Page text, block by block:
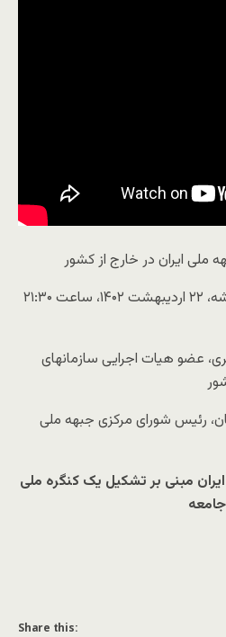
پخش برنامه از تلویزیون اندیشه، ۲۲ اردیبهشت ۱۴۰۲، ساعت ۲۱:۳۰
عضو هیات اجرایی سازمانهای
رئیس شورای مرکزی جبهه ملی
مبنی بر تشکیل یک کنگره ملی
Share this: